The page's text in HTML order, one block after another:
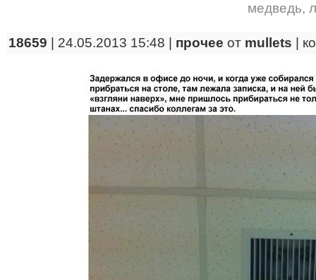
медведь,
18659 | 24.05.2013 15:48 | прочее от mullets